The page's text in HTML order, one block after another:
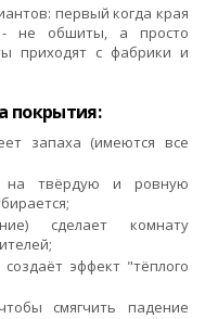
первый когда края
- не обшиты, а просто
приходят с фабрики и
покрытия:
запаха (имеются все
на твёрдую и ровную
сделает комнату
эффект "тёплого
смягчить падение